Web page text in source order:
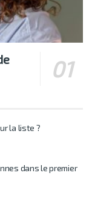
la liste ?
dans le premier